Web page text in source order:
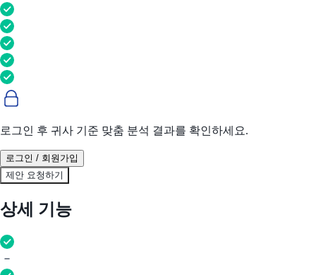
로그인 후 귀사 기준 맞춤 분석 결과를 확인하세요.
로그인 / 회원가입
제안 요청하기
상세 기능